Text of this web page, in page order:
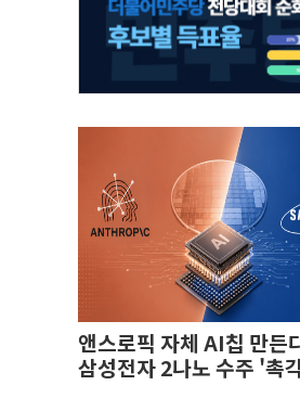
앤스로픽 자체 AI칩 만든
삼성전자 2나노 수주 '촉